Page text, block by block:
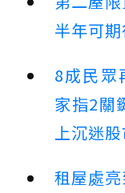
半年可
8成民眾
家指2關
上沉迷股
租屋處